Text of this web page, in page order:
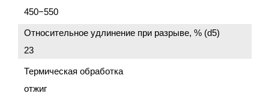
450−550
Относительное удлинение при разрыве, % (d5)
23
Термическая обработка
отжиг